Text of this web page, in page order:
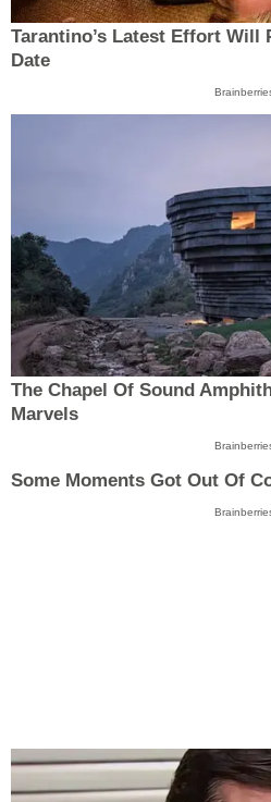
Tarantino’s Latest Effort Will
Date
The Chapel Of Sound
Marvels
Some Moments Got Out Of